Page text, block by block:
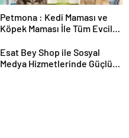
Petmona : Kedi Maması ve
Köpek Maması İle Tüm Evcil
Esat Bey Shop ile Sosyal
Medya Hizmetlerinde Güçlü